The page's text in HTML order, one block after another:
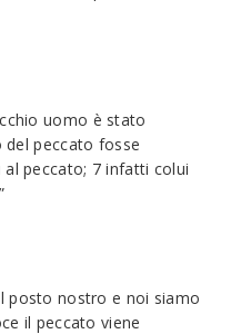
uomo è stato
peccato fosse
peccato; 7 infatti colui
posto nostro e noi siamo
il peccato viene